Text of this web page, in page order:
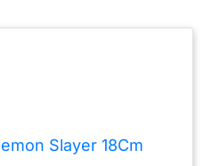
Slayer 18Cm